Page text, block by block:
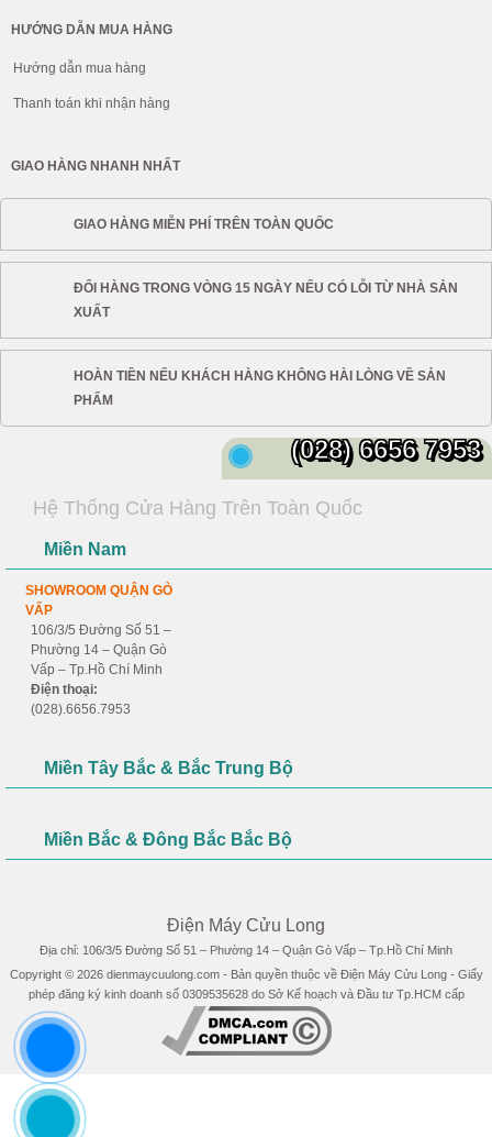
HƯỚNG DẪN MUA HÀNG
Hướng dẫn mua hàng
Thanh toán khi nhận hàng
GIAO HÀNG NHANH NHẤT
GIAO HÀNG MIỄN PHÍ TRÊN TOÀN QUỐC
ĐỔI HÀNG TRONG VÒNG 15 NGÀY NẾU CÓ LỖI TỪ NHÀ SẢN
XUẤT
HOÀN TIỀN NẾU KHÁCH HÀNG KHÔNG HÀI LÒNG VỀ SẢN
PHẨM
(028) 6656 7953
Hệ Thống Cửa Hàng Trên Toàn Quốc
Miền Nam
SHOWROOM QUẬN GÒ
VẤP
106/3/5 Đường Số 51 –
Phường 14 – Quận Gò
Vấp – Tp.Hồ Chí Minh
Điện thoại:
(028).6656.7953
Miền Tây Bắc & Bắc Trung Bộ
Miền Bắc & Đông Bắc Bắc Bộ
Điện Máy Cửu Long
Địa chỉ: 106/3/5 Đường Số 51 – Phường 14 – Quận Gò Vấp – Tp.Hồ Chí Minh
Copyright © 2026 dienmaycuulong.com- Bản quyền thuộc về Điện Máy Cửu Long- Giấy
phép đăng ký kinh doanh số 0309535628 do Sở Kế hoạch và Đầu tư Tp.HCM cấp